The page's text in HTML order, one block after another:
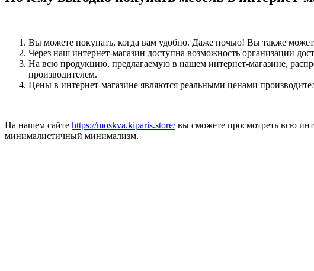
Вы можете покупать, когда вам удобно. Даже ночью! Вы также
Через наш интернет-магазин доступна возможность организации
На всю продукцию, предлагаемую в нашем интернет-магазине,
производителем.
Цены в интернет-магазине являются реальными ценами
На нашем сайте https://moskva.kiparis.store/вы сможете просмотреть всю
минималистичный минимализм.